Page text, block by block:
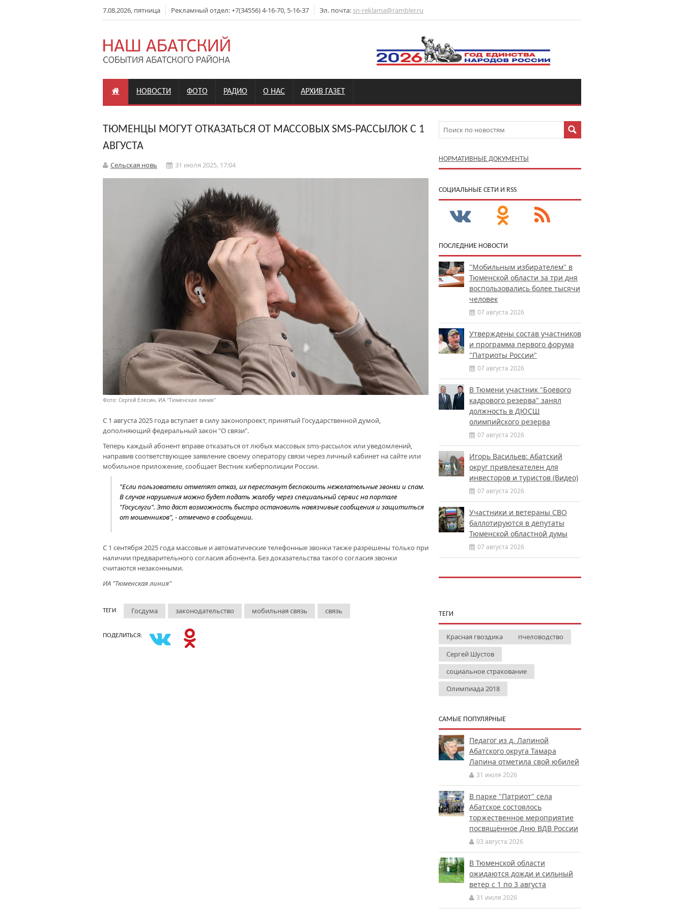
7.08.2026, пятница Рекламный отдел: +7(34556) 4-16-70, 5-16-37 Эл. почта: sn-reklama@rambler.ru
НОВОСТИ ФОТО РАДИО О НАС АРХИВ ГАЗЕТ
ТЮМЕНЦЫ МОГУТ ОТКАЗАТЬСЯ ОТ МАССОВЫХ SMS‑РАССЫЛОК С 1
АВГУСТА
Сельская новь 31 июля 2025, 17:04
Фото: Сергей Елесин, ИА "Тюменская линия"
С 1 августа 2025 года вступает в силу законопроект, принятый Государственной думой,
дополняющий федеральный закон "О связи".
Теперь каждый абонент вправе отказаться от любых массовых sms‑рассылок или уведомлений,
направив соответствующее заявление своему оператору связи через личный кабинет на сайте или
мобильное приложение, сообщает Вестник киберполиции России.
"Если пользователи отметят отказ, их перестанут беспокоить нежелательные звонки и спам.
В случае нарушения можно будет подать жалобу через специальный сервис на портале
"Госуслуги". Это даст возможность быстро остановить навязчивые сообщения и защититься
от мошенников", - отмечено в сообщении.
С 1 сентября 2025 года массовые и автоматические телефонные звонки также разрешены только при
наличии предварительного согласия абонента. Без доказательства такого согласия звонки
считаются незаконными.
ИА "Тюменская линия"
ТЕГИ Госдума законодательство мобильная связь связь
ПОДЕЛИТЬСЯ:
НОРМАТИВНЫЕ ДОКУМЕНТЫ
CОЦИАЛЬНЫЕ СЕТИ И RSS
ПОСЛЕДНИЕ НОВОСТИ
"Мобильным избирателем" в
Тюменской области за три дня
воспользовались более тысячи
человек
07 августа 2026
Утверждены состав участников
и программа первого форума
"Патриоты России"
07 августа 2026
В Тюмени участник "Боевого
кадрового резерва" занял
должность в ДЮСШ
олимпийского резерва
07 августа 2026
Игорь Васильев: Абатский
округ привлекателен для
инвесторов и туристов (Видео)
07 августа 2026
Участники и ветераны СВО
баллотируются в депутаты
Тюменской областной думы
07 августа 2026
ТЕГИ
Красная гвоздика
пчеловодство
Сергей Шустов
социальное страхование
Олимпиада 2018
САМЫЕ ПОПУЛЯРНЫЕ
Педагог из д. Лапиной
Абатского округа Тамара
Лапина отметила свой юбилей
31 июля 2026
В парке "Патриот" села
Абатское состоялось
торжественное мероприятие
посвящённое Дню ВДВ России
03 августа 2026
В Тюменской области
ожидаются дожди и сильный
ветер с 1 по 3 августа
31 июля 2026